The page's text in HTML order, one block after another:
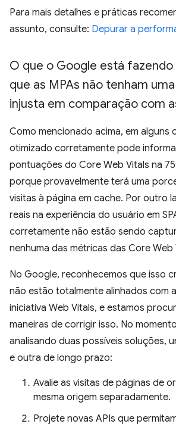
Para mais detalhes e práticas
assunto, consulte: Depurar a
O que o Google está
que as MPAs não tenham
injusta em comparação com
Como mencionado acima, em alguns
otimizado corretamente pode
pontuações do Core Web Vitals na
porque provavelmente terá uma
visitas à página em cache. Por outro
reais na experiência do usuário em
corretamente não estão sendo
nenhuma das métricas das Core Web
No Google, reconhecemos que isso
não estão totalmente alinhados com
iniciativa Web Vitals, e estamos
maneiras de corrigir isso. No
analisando duas possíveis soluções,
e outra de longo prazo:
Avalie as visitas de páginas de
mesma origem separadamente.
Projete novas APIs que